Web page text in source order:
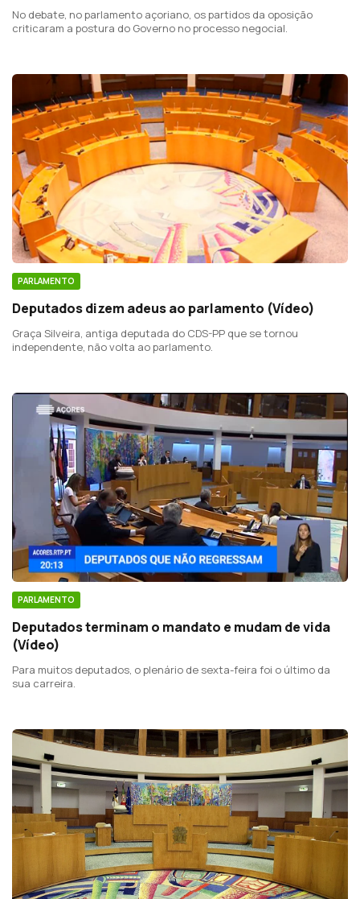
No debate, no parlamento açoriano, os partidos da oposição
criticaram a postura do Governo no processo negocial.
PARLAMENTO
Deputados dizem adeus ao parlamento (Vídeo)
Graça Silveira, antiga deputada do CDS-PP que se tornou
independente, não volta ao parlamento.
PARLAMENTO
Deputados terminam o mandato e mudam de vida
(Vídeo)
Para muitos deputados, o plenário de sexta-feira foi o último da
sua carreira.